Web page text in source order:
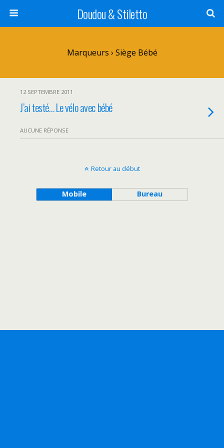
Doudou & Stiletto
Marqueurs › Siège Bébé
12 SEPTEMBRE 2011
J’ai testé… Le vélo avec bébé
AUCUNE RÉPONSE
Retour au début
Mobile Bureau